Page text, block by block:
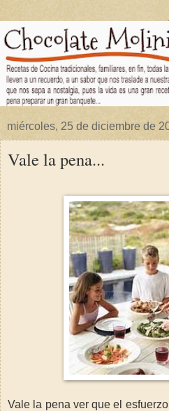
miércoles, 25 de diciembre de
Vale la pena...
Vale la pena ver que el